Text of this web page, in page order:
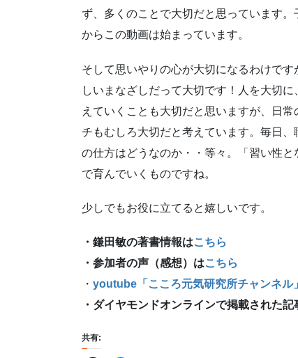
ず、多くのことで大切だと思っています
からこの動画は始まっています。
そして思いやりの心が大切になるわけで
しいまなざしだって大切です！人を大切
えていくことも大切だと思いますが、日
チもむしろ大切だと考えています。毎日
の仕方はどうなのか・・等々。「習い性
で育んでいくものですね。
少しでもお役に立てると嬉しいです。
・鎌田敏の著書情報はこちら
・参加者の声（感想）はこちら
・ youtube「こころ元気研究所チャンネ
・ダイヤモンドオンラインで掲載された記
共有: